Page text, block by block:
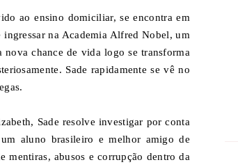
ao ensino domiciliar, se encontra em
na Academia Alfred Nobel, um
chance de vida logo se transforma
Sade rapidamente se vê no
Sade resolve investigar por conta
aluno brasileiro e melhor amigo de
mentiras, abusos e corrupção dentro da